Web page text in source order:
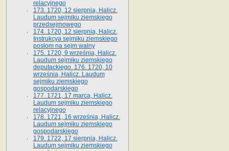
relacyjnego
173. 1720, 12 sierpnia, Halicz.
Laudum sejmiku ziemskiego
przedsejmowego
174. 1720, 12 sierpnia, Halicz.
Instrukcya sejmiku ziemskiego
posłom na sejm walny
175. 1720, 9 września, Halicz.
Laudum sejmiku ziemskiego
deputackiego. 176. 1720, 10
września, Halicz. Laudum
sejmiku ziemskiego
gospodarskiego
177. 1721, 17 marca, Halicz.
Laudum sejmiku ziemskiego
relacyjnego
178. 1721, 16 września, Halicz.
Laudum sejmiku ziemskiego
gospodarskiego
179. 1722, 17 sierpnia, Halicz.
Laudum sejmiku ziemskiego